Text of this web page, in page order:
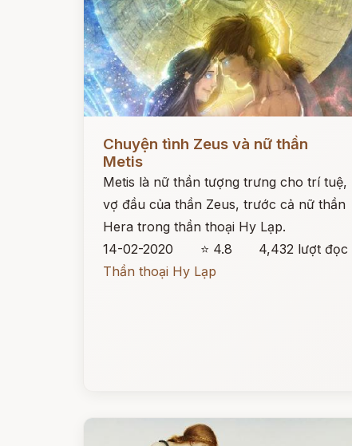
Chuyện tình Zeus và nữ thần
Metis
Metis là nữ thần tượng trưng cho trí tuệ,
vợ đầu của thần Zeus, trước cả nữ thần
Hera trong thần thoại Hy Lạp.
14-02-2020
⭐ 4.8
4,432 lượt đọc
Thần thoại Hy Lạp